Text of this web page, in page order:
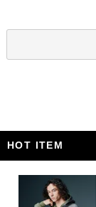
HOT ITEM